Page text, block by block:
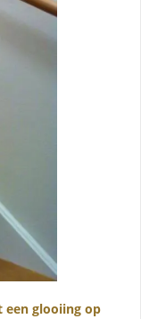
een glooiing op